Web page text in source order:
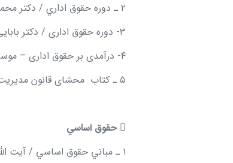
۲ ـ دوره حقوق اداري / دكتر محمد امامي و كوروش استوار سنگری / ميزان
۳- دوره حقوق اداری / دکتر بابایی مهر / مجد
۴- درآمدی بر حقوق اداری – موسی زاده –مجد
۵ ـ كتاب محشای قانون مديريت خدمات كشوري ، فرهنگ فقيه لاريجاني و محمد وارسته بازقلعه / مجد
 حقوق اساسي
۱ ـ مباني حقوق اساسي / آيت الله عباسعلي عميد زنجاني / مجد